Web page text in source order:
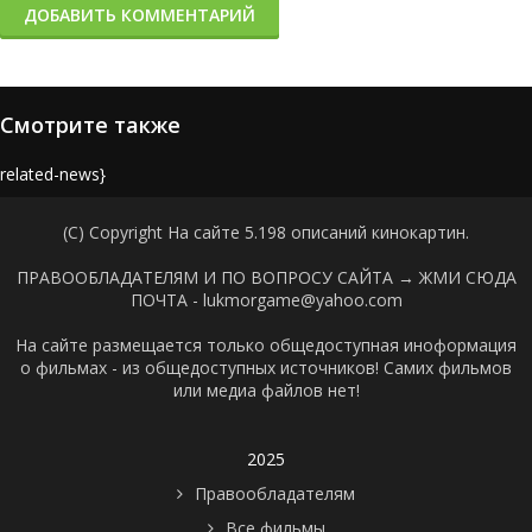
ДОБАВИТЬ КОММЕНТАРИЙ
Смотрите также
news}
(C) Copyright На сайте 5.198 описаний кинокартин.
ПРАВООБЛАДАТЕЛЯМ И ПО ВОПРОСУ САЙТА → ЖМИ СЮДА
ПОЧТА - lukmorgame@yahoo.com
На сайте размещается только общедоступная иноформация
о фильмах - из общедоступных источников! Самих фильмов
или медиа файлов нет!
2025
Правообладателям